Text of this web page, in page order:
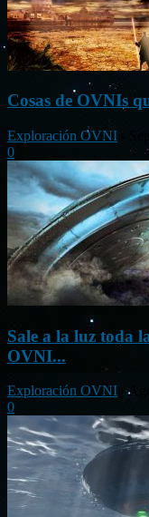
Cosas de OVNIs
Exploración OVNI
0
Sale a la luz toda
OVNI...
Exploración OVNI -
0